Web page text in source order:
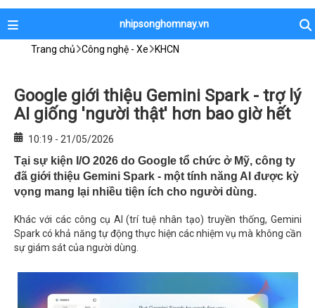
nhipsonghomnay.vn
Trang chủ Công nghệ - Xe KHCN
Google giới thiệu Gemini Spark - trợ lý
AI giống 'người thật' hơn bao giờ hết
10:19 - 21/05/2026
Tại sự kiện I/O 2026 do Google tổ chức ở Mỹ, công ty
đã giới thiệu Gemini Spark - một tính năng AI được kỳ
vọng mang lại nhiều tiện ích cho người dùng.
Khác với các công cụ AI (trí tuệ nhân tạo) truyền thống, Gemini
Spark có khả năng tự động thực hiện các nhiệm vụ mà không cần
sự giám sát của người dùng.